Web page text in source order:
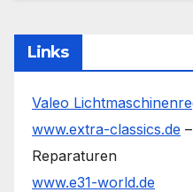
Links
Valeo
www.extra-classics.de
Reparaturen
www.e31-world.de